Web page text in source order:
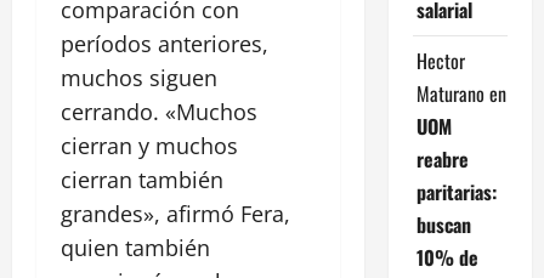
comparación con
períodos anteriores,
muchos siguen
cerrando. «Muchos
cierran y muchos
cierran también
grandes», afirmó Fera,
quien también
salarial
Hector
Maturano en
UOM
reabre
paritarias:
buscan
10% de